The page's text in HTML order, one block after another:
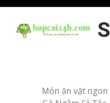
Món ăn vặt ngon